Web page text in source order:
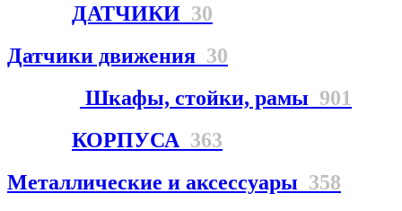
ДАТЧИКИ 30
Датчики движения 30
Шкафы, стойки, рамы 901
КОРПУСА 363
Металлические и аксессуары 358